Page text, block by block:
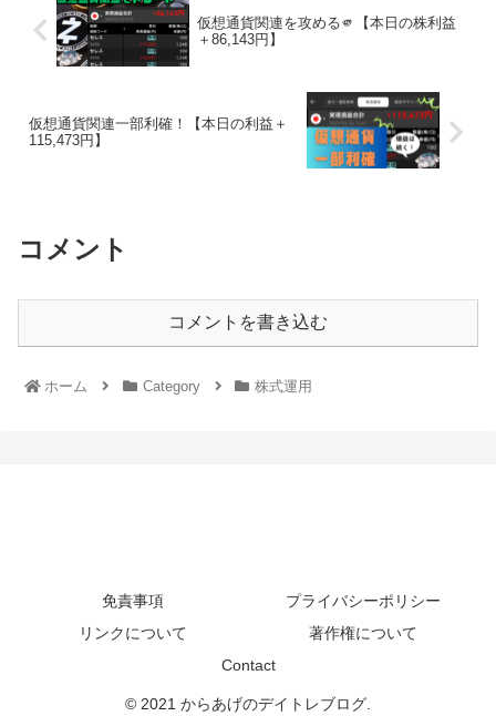
仮想通貨関連を攻める🫵【本日の株利益
＋86,143円】
仮想通貨関連一部利確！【本日の利益＋
115,473円】
コメント
コメントを書き込む
ホーム Category 株式運用
免責事項
プライバシーポリシー
リンクについて
著作権について
Contact
© 2021 からあげのデイトレブログ.